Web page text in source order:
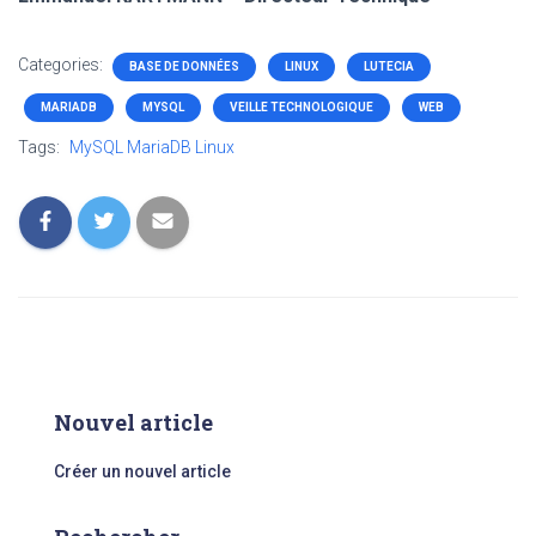
Categories: BASE DE DONNÉES LINUX LUTECIA
MARIADB MYSQL VEILLE TECHNOLOGIQUE WEB
Tags: MySQL MariaDB Linux
Nouvel article
Créer un nouvel article